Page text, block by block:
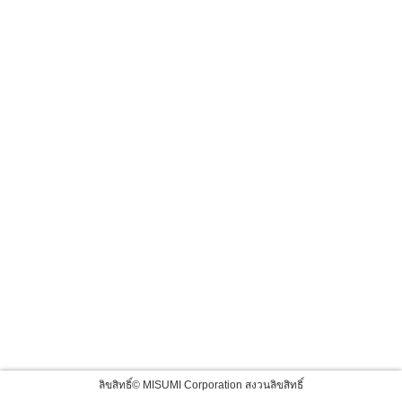
ลิขสิทธิ์© MISUMI Corporation สงวนลิขสิทธิ์